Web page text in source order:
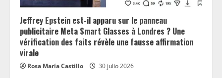
Jeffrey Epstein est-il apparu sur le panneau
publicitaire Meta Smart Glasses à Londres ? Une
vérification des faits révèle une fausse affirmation
virale
Rosa María Castillo 30 julio 2026